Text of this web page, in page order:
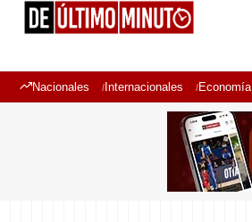
Nacionales Internacionales Economía